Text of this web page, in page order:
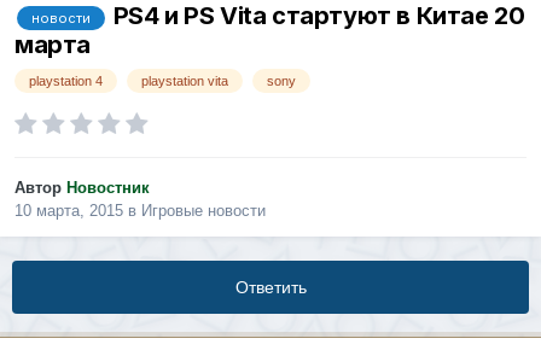
новости
PS4 и PS Vita стартуют в Китае 20
марта
playstation 4 playstation vita sony
Автор Новостник
10 марта, 2015 в Игровые новости
Ответить